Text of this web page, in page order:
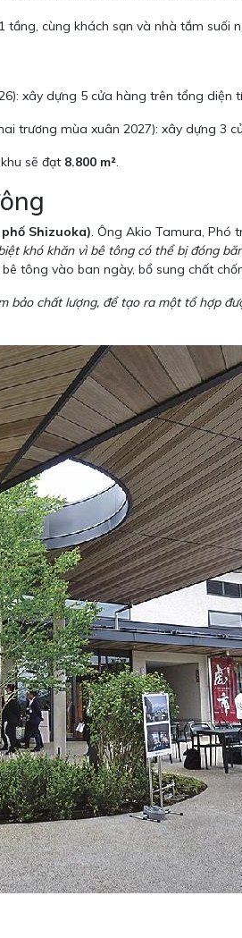
cùng khách sạn và nhà tắm suối
xây dựng 5 cửa hàng trên tổng
trương mùa xuân 2027): xây dựng 3
sẽ đạt 8.800 m².
Shizuoka). Ông Akio Tamura, Phó
khó khăn vì bê tông có thể bị đóng
tông vào ban ngày, bổ sung chất
bảo chất lượng, để tạo ra một tổ hợp